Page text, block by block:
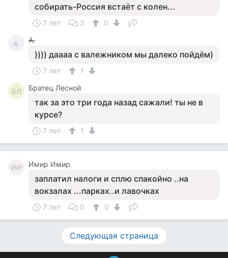
собирать-Россия встаёт с колен...
7 лет 2 0
А. А.
)))) даааа с валежником мы далеко пойдём)
7 лет 1
БЛ Братец Лесной
так за это три года назад сажали! ты не в
курсе?
7 лет 1
ИИ Имир Имир
заплатил налоги и сплю спакойно ..на
вокзалах ...парках..и лавочках
7 лет 0 0
Следующая страница